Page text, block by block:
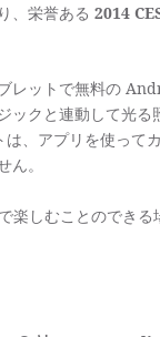
、栄誉ある2014
レットで無料の
ックと連動して光
、アプリを使って
。
楽しむことのでき